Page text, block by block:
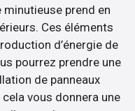
prend en
Ces éléments
d’énergie de
pourrez prendre une
de panneaux
vous donnera une